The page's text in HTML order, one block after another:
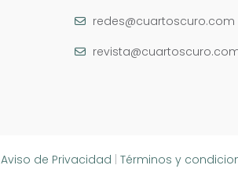
redes@cuartoscuro.com
Aviso de Privacidad Términos y